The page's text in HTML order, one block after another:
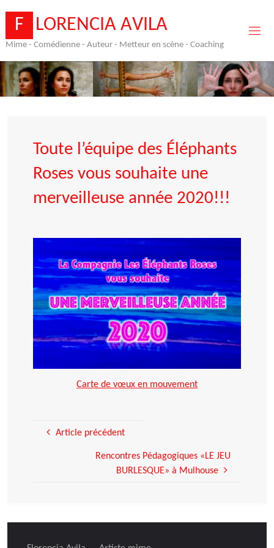
content
F LORENCIA AVILA
Mime - Comédienne - Auteur - Metteur en scène - Coaching
Toute l’équipe des Éléphants
Roses vous souhaite une
merveilleuse année 2020!!!
Carte de vœux en mouvement
Article précédent
Rencontres Pédagogiques «LE JEU
BURLESQUE» à Mulhouse